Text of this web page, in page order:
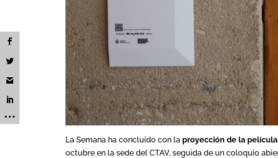
La Semana ha concluido con la proyección de la
octubre en la sede del CTAV, seguida de un coloquio